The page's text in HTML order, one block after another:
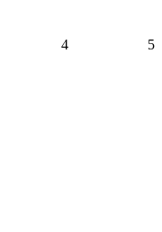
4 5